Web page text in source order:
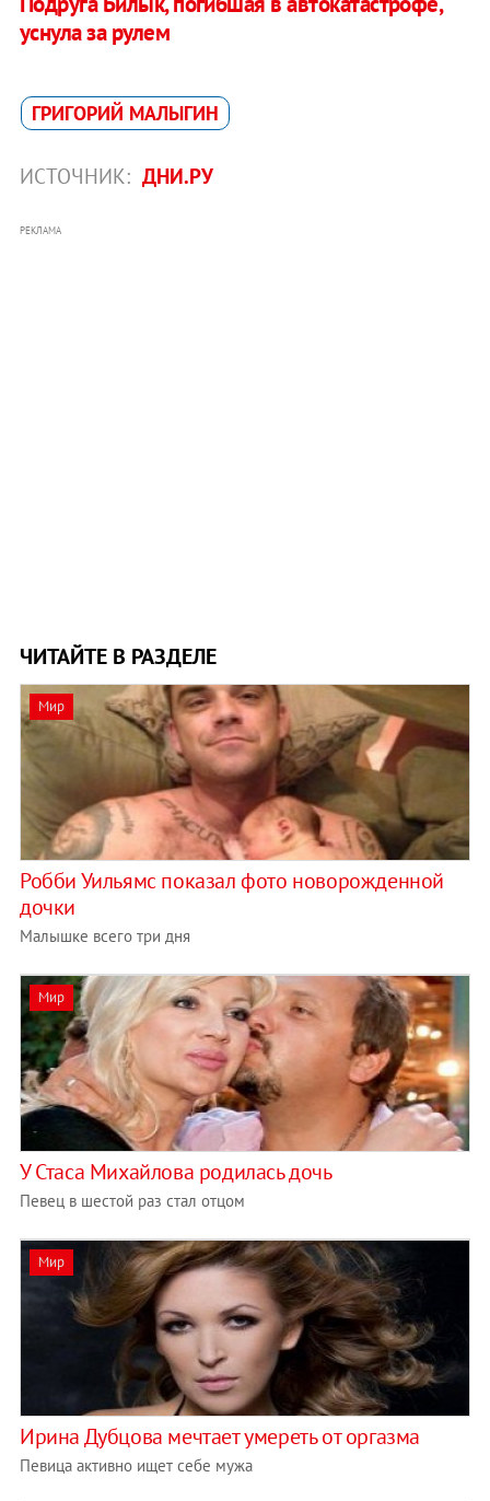
уснула за рулем
ГРИГОРИЙ МАЛЫГИН
ИСТОЧНИК: ДНИ.РУ
РЕКЛАМА
ЧИТАЙТЕ В РАЗДЕЛЕ
Мир
Робби Уильямс показал фото новорожденной
дочки
Малышке всего три дня
Мир
У Стаса Михайлова родилась дочь
Певец в шестой раз стал отцом
Мир
Ирина Дубцова мечтает умереть от оргазма
Певица активно ищет себе мужа